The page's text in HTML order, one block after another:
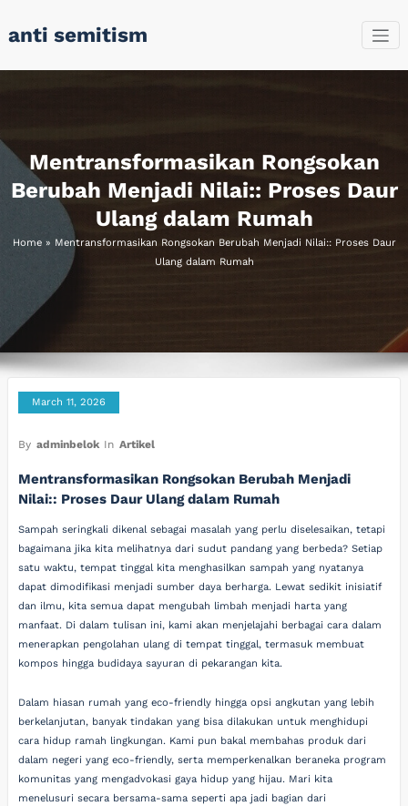
anti semitism
Mentransformasikan Rongsokan
Berubah Menjadi Nilai:: Proses Daur
Ulang dalam Rumah
Home» Mentransformasikan Rongsokan Berubah Menjadi Nilai:: Proses Daur
Ulang dalam Rumah
March 11, 2026
By adminbelok In Artikel
Mentransformasikan Rongsokan Berubah Menjadi
Nilai:: Proses Daur Ulang dalam Rumah
Sampah seringkali dikenal sebagai masalah yang perlu diselesaikan, tetapi
bagaimana jika kita melihatnya dari sudut pandang yang berbeda? Setiap
satu waktu, tempat tinggal kita menghasilkan sampah yang nyatanya
dapat dimodifikasi menjadi sumber daya berharga. Lewat sedikit inisiatif
dan ilmu, kita semua dapat mengubah limbah menjadi harta yang
manfaat. Di dalam tulisan ini, kami akan menjelajahi berbagai cara dalam
menerapkan pengolahan ulang di tempat tinggal, termasuk membuat
kompos hingga budidaya sayuran di pekarangan kita.
Dalam hiasan rumah yang eco-friendly hingga opsi angkutan yang lebih
berkelanjutan, banyak tindakan yang bisa dilakukan untuk menghidupi
cara hidup ramah lingkungan. Kami pun bakal membahas produk dari
dalam negeri yang eco-friendly, serta memperkenalkan beraneka program
komunitas yang mengadvokasi gaya hidup yang hijau. Mari kita
menelusuri secara bersama-sama seperti apa jadi bagian dari